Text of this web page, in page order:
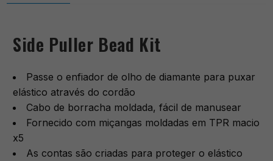
Side Puller Bead Kit
Passe o enfiador de olho de diamante para puxar
elástico através do cordão
Cabo de borracha moldada, fácil de manusear
Fornecido com miçangas moldadas em TPR macio
x5
As contas são criadas para proteger o elástico